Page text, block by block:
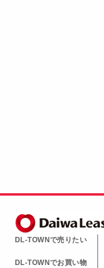
DL-TOWNで売りたい
DL-TOWNでお買い物